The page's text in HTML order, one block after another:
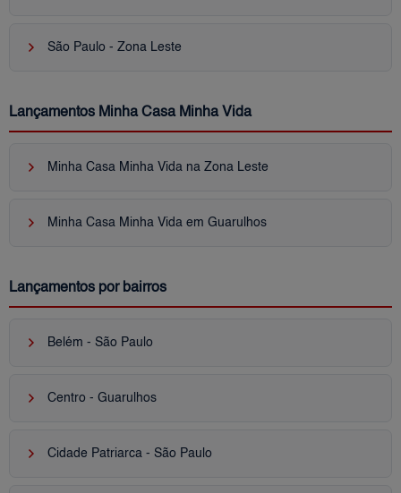
keyboard_arrow_right São Paulo - Zona Leste
Lançamentos Minha Casa Minha Vida
keyboard_arrow_right Minha Casa Minha Vida na Zona Leste
keyboard_arrow_right Minha Casa Minha Vida em Guarulhos
Lançamentos por bairros
keyboard_arrow_right Belém - São Paulo
keyboard_arrow_right Centro - Guarulhos
keyboard_arrow_right Cidade Patriarca - São Paulo